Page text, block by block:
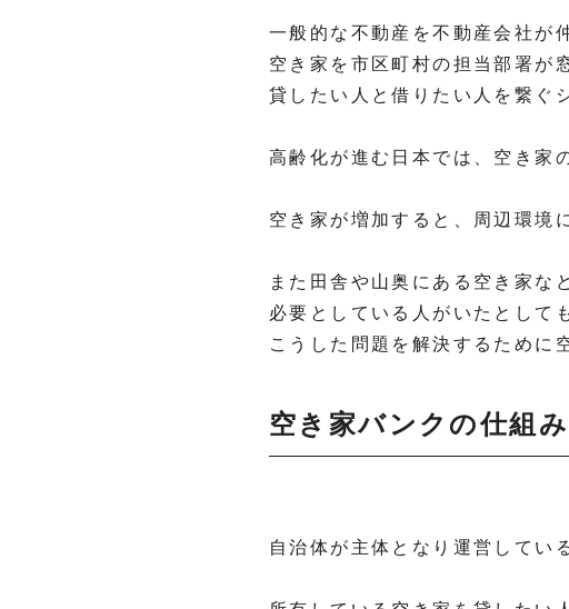
一般的な不動産を不動産会社が
空き家を市区町村の担当部署が
貸したい人と借りたい人を繋ぐ
高齢化が進む日本では、空き家
空き家が増加すると、周辺環境
また田舎や山奥にある空き家な
必要としている人がいたとして
こうした問題を解決するために
空き家バンクの仕組み
自治体が主体となり運営してい